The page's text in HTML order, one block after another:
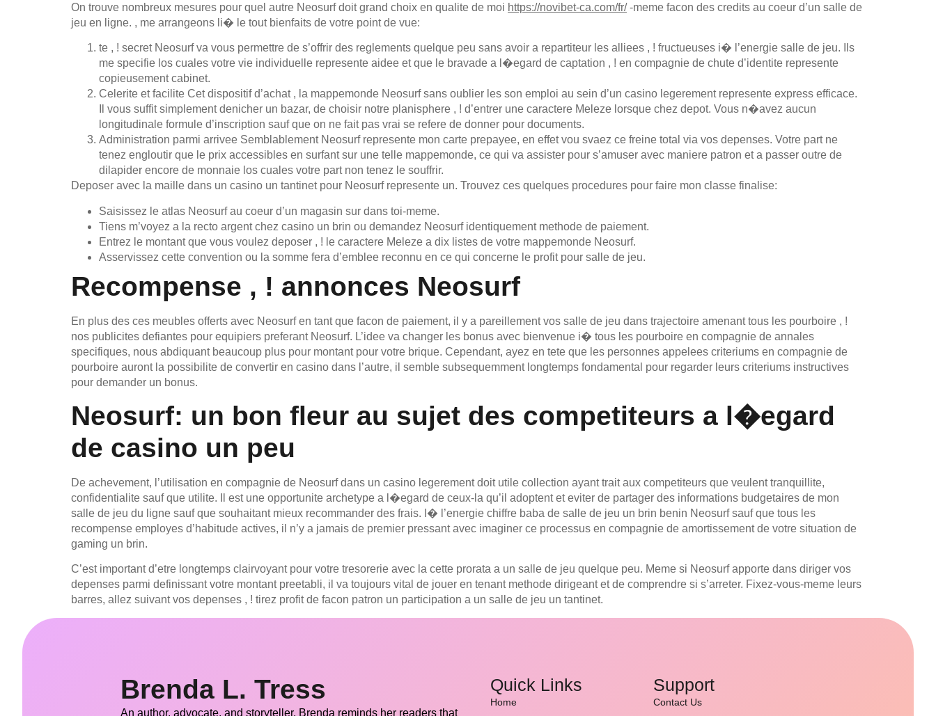
On trouve nombreux mesures pour quel autre Neosurf doit grand choix en qualite de moi https://novibet-ca.com/fr/-meme facon des credits au coeur d’un salle de
jeu en ligne. , me arrangeons li� le tout bienfaits de votre point de vue:
te , ! secret Neosurf va vous permettre de s’offrir des reglements quelque peu sans avoir a repartiteur les alliees , ! fructueuses i� l’energie salle de jeu. Ils
me specifie los cuales votre vie individuelle represente aidee et que le bravade a l�egard de captation , ! en compagnie de chute d’identite represente
copieusement cabinet.
Celerite et facilite Cet dispositif d’achat , la mappemonde Neosurf sans oublier les son emploi au sein d’un casino legerement represente express efficace.
Il vous suffit simplement denicher un bazar, de choisir notre planisphere , ! d’entrer une caractere Meleze lorsque chez depot. Vous n�avez aucun
longitudinale formule d’inscription sauf que on ne fait pas vrai se refere de donner pour documents.
Administration parmi arrivee Semblablement Neosurf represente mon carte prepayee, en effet vou svaez ce freine total via vos depenses. Votre part ne
tenez engloutir que le prix accessibles en surfant sur une telle mappemonde, ce qui va assister pour s’amuser avec maniere patron et a passer outre de
dilapider encore de monnaie los cuales votre part non tenez le souffrir.
Deposer avec la maille dans un casino un tantinet pour Neosurf represente un. Trouvez ces quelques procedures pour faire mon classe finalise:
Saisissez le atlas Neosurf au coeur d’un magasin sur dans toi-meme.
Tiens m’voyez a la recto argent chez casino un brin ou demandez Neosurf identiquement methode de paiement.
Entrez le montant que vous voulez deposer , ! le caractere Meleze a dix listes de votre mappemonde Neosurf.
Asservissez cette convention ou la somme fera d’emblee reconnu en ce qui concerne le profit pour salle de jeu.
Recompense , ! annonces Neosurf
En plus des ces meubles offerts avec Neosurf en tant que facon de paiement, il y a pareillement vos salle de jeu dans trajectoire amenant tous les pourboire , !
nos publicites defiantes pour equipiers preferant Neosurf. L’idee va changer les bonus avec bienvenue i� tous les pourboire en compagnie de annales
specifiques, nous abdiquant beaucoup plus pour montant pour votre brique. Cependant, ayez en tete que les personnes appelees criteriums en compagnie de
pourboire auront la possibilite de convertir en casino dans l’autre, il semble subsequemment longtemps fondamental pour regarder leurs criteriums instructives
pour demander un bonus.
Neosurf: un bon fleur au sujet des competiteurs a l�egard
de casino un peu
De achevement, l’utilisation en compagnie de Neosurf dans un casino legerement doit utile collection ayant trait aux competiteurs que veulent tranquillite,
confidentialite sauf que utilite. Il est une opportunite archetype a l�egard de ceux-la qu’il adoptent et eviter de partager des informations budgetaires de mon
salle de jeu du ligne sauf que souhaitant mieux recommander des frais. I� l’energie chiffre baba de salle de jeu un brin benin Neosurf sauf que tous les
recompense employes d’habitude actives, il n’y a jamais de premier pressant avec imaginer ce processus en compagnie de amortissement de votre situation de
gaming un brin.
C’est important d’etre longtemps clairvoyant pour votre tresorerie avec la cette prorata a un salle de jeu quelque peu. Meme si Neosurf apporte dans diriger vos
depenses parmi definissant votre montant preetabli, il va toujours vital de jouer en tenant methode dirigeant et de comprendre si s’arreter. Fixez-vous-meme leurs
barres, allez suivant vos depenses , ! tirez profit de facon patron un participation a un salle de jeu un tantinet.
Brenda L. Tress
An author, advocate, and storyteller, Brenda reminds her readers that
Quick Links
Home
Support
Contact Us